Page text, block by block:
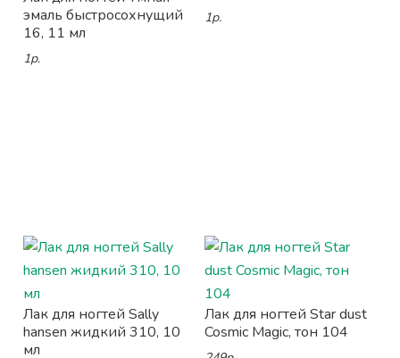
эмаль быстросохнущий
16, 11 мл
1р.
1р.
Лак для ногтей Sally
hansen жидкий 310, 10
мл
Лак для ногтей Star dust
Cosmic Magic, тон 104